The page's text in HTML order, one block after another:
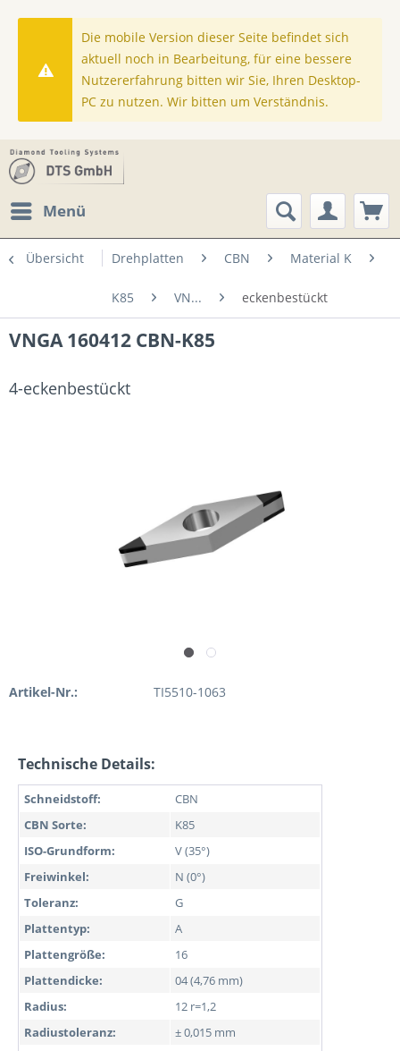
Die mobile Version dieser Seite befindet sich
aktuell noch in Bearbeitung, für eine bessere
Nutzererfahrung bitten wir Sie, Ihren Desktop-
PC zu nutzen. Wir bitten um Verständnis.
Menü
Übersicht Drehplatten CBN Material K
K85 VN... eckenbestückt
VNGA 160412 CBN-K85
4-eckenbestückt
Artikel-Nr.: TI5510-1063
Technische Details:
Schneidstoff:
CBN
CBN Sorte:
K85
ISO-Grundform:
V (35°)
Freiwinkel:
N (0°)
Toleranz:
G
Plattentyp:
A
Plattengröße:
16
Plattendicke:
04 (4,76 mm)
Radius:
12 r=1,2
Radiustoleranz:
± 0,015 mm